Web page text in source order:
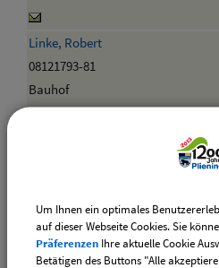
Linke, Robert
08121793-81
Bauhof
Lohner, Florian
08121/793-85
Um Ihnen ein optimales
auf dieser Webseite Cookies. Sie
Präferenzen Ihre aktuelle Cookie
Betätigen des Buttons "Alle